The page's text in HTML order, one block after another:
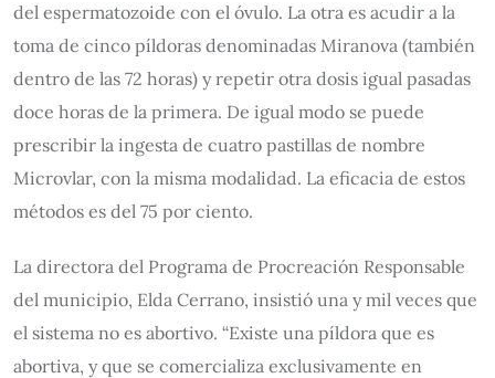
del espermatozoide con el óvulo. La otra es acudir a la
toma de cinco píldoras denominadas Miranova (también
dentro de las 72 horas) y repetir otra dosis igual pasadas
doce horas de la primera. De igual modo se puede
prescribir la ingesta de cuatro pastillas de nombre
Microvlar, con la misma modalidad. La eficacia de estos
métodos es del 75 por ciento.
La directora del Programa de Procreación Responsable
del municipio, Elda Cerrano, insistió una y mil veces que
el sistema no es abortivo. “Existe una píldora que es
abortiva, y que se comercializa exclusivamente en